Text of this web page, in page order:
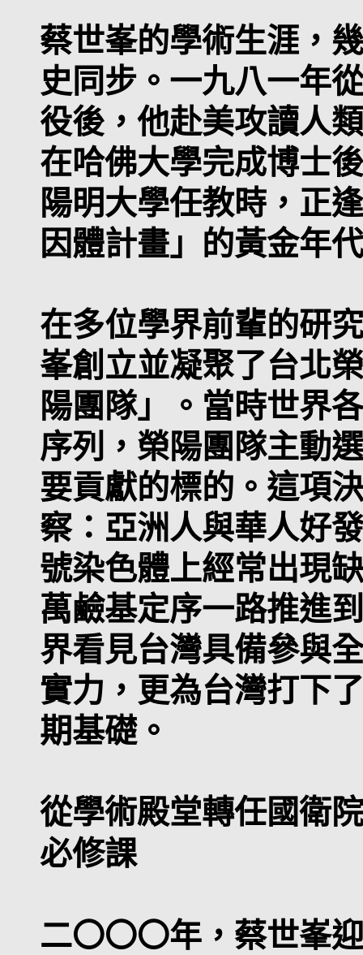
蔡世峯的學術生涯，
史同步。一九八一年
役後，他赴美攻讀人
在哈佛大學完成博士
陽明大學任教時，正
因體計畫」的黃金年
在多位學界前輩的研
峯創立並凝聚了台北
陽團隊」。當時世界
序列，榮陽團隊主動
要貢獻的標的。這項
察：亞洲人與華人好
號染色體上經常出現
萬鹼基定序一路推進
界看見台灣具備參與
實力，更為台灣打下
期基礎。
從學術殿堂轉任國衛
必修課
二〇〇〇年，蔡世峯